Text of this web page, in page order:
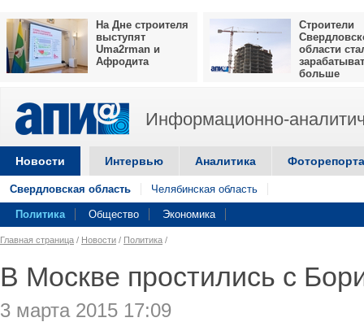
На Дне строителя
выступят
Uma2rman и
Афродита
Строители
области
больше
Информационно-
Новости Интервью Аналитика
Свердловская область Челябинская область
Политика Общество Экономика
Главная страница / Новости / Политика /
В Москве простились с
3 марта 2015 17:09